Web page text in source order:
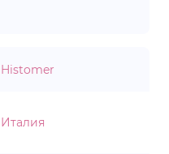
Histomer
Италия